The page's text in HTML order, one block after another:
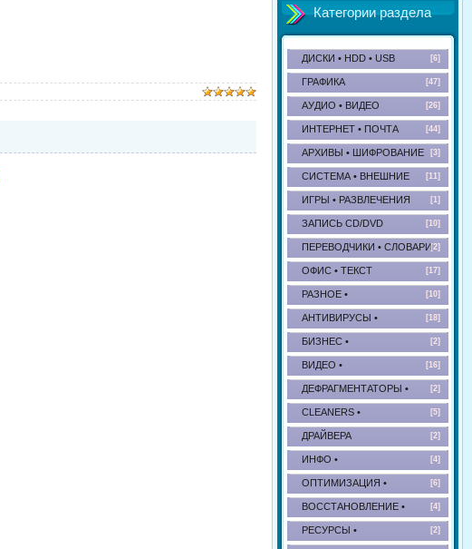
Категории раздела
ДИСКИ • HDD • USB [6]
ГРАФИКА [47]
АУДИО • ВИДЕО [26]
ИНТЕРНЕТ • ПОЧТА [44]
АРХИВЫ • ШИФРОВАНИЕ [3]
СИСТЕМА • ВНЕШНИЕ [11]
ИГРЫ • РАЗВЛЕЧЕНИЯ [1]
ЗАПИСЬ CD/DVD [10]
ПЕРЕВОДЧИКИ • СЛОВАРИ[2]
ОФИС • ТЕКСТ [17]
РАЗНОЕ • [10]
АНТИВИРУСЫ • [18]
БИЗНЕС • [2]
ВИДЕО • [16]
ДЕФРАГМЕНТАТОРЫ • [2]
CLEANERS • [5]
ДРАЙВЕРА [2]
ИНФО • [4]
ОПТИМИЗАЦИЯ • [6]
ВОССТАНОВЛЕНИЕ • [4]
РЕСУРСЫ • [2]